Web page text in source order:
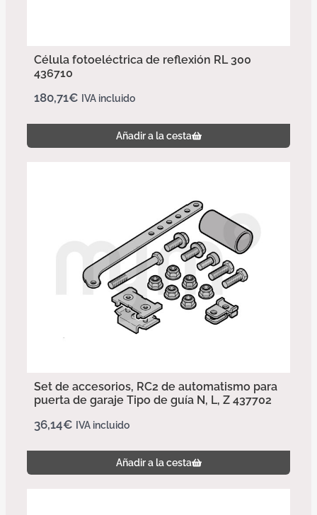
Célula fotoeléctrica de reflexión RL 300
436710
180,71€ IVA incluido
Añadir a la cesta
Set de accesorios, RC2 de automatismo para
puerta de garaje Tipo de guía N, L, Z 437702
36,14€ IVA incluido
Añadir a la cesta